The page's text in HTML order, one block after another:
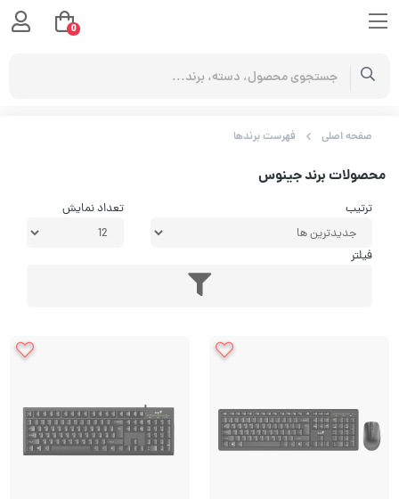
صفحه اصلی فهرست برندها
محصولات برند جینوس
ترتیب تعداد نمایش
فیلتر
0